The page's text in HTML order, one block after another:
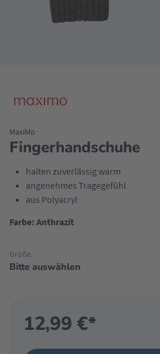
Fingerhandschuhe
MaxiMo
halten zuverlässig warm
angenehmes Tragegefühl
aus Polyacryl
Farbe: Anthrazit
Größe
Bitte auswählen
12,99 €*